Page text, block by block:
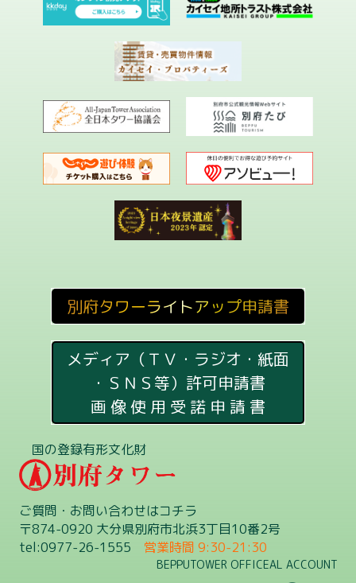
別府タワーライトアップ申請書
メディア（ＴＶ・ラジオ・紙面
・ＳＮＳ等）許可申請書
画 像 使 用 受 諾 申 請 書
国の登録有形文化財
ご質問・お問い合わせはコチラ
〒874-0920 大分県別府市北浜3丁目10番2号
tel:0977-26-1555
営業時間 9:30-21:30
BEPPUTOWER OFFICEAL ACCOUNT